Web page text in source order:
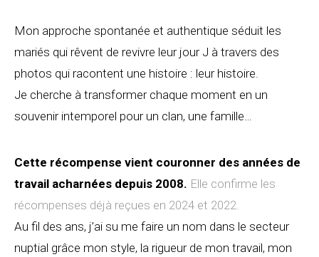
Mon approche spontanée et authentique séduit les
mariés qui rêvent de revivre leur jour J à travers des
photos qui racontent une histoire : leur histoire.
Je cherche à transformer chaque moment en un
souvenir intemporel pour un clan, une famille…
Cette récompense vient couronner des années de
travail acharnées depuis 2008. Elle confirme les
récompenses déjà reçues en 2024 et 2022.
Au fil des ans, j’ai su me faire un nom dans le secteur
nuptial grâce mon style, la rigueur de mon travail, mon